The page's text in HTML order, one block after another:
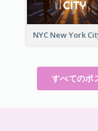
すべてのポ